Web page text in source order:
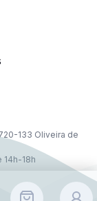
133 Oliveira de
14h-18h